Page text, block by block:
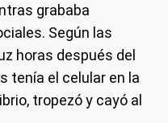
grababa
Según las
horas después del
tenía el celular en la
tropezó y cayó al